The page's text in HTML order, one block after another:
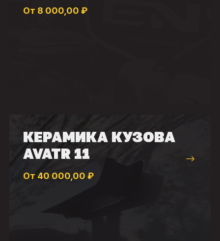
От 8 000,00 ₽
КЕРАМИКА КУЗОВА
AVATR 11
От 40 000,00 ₽